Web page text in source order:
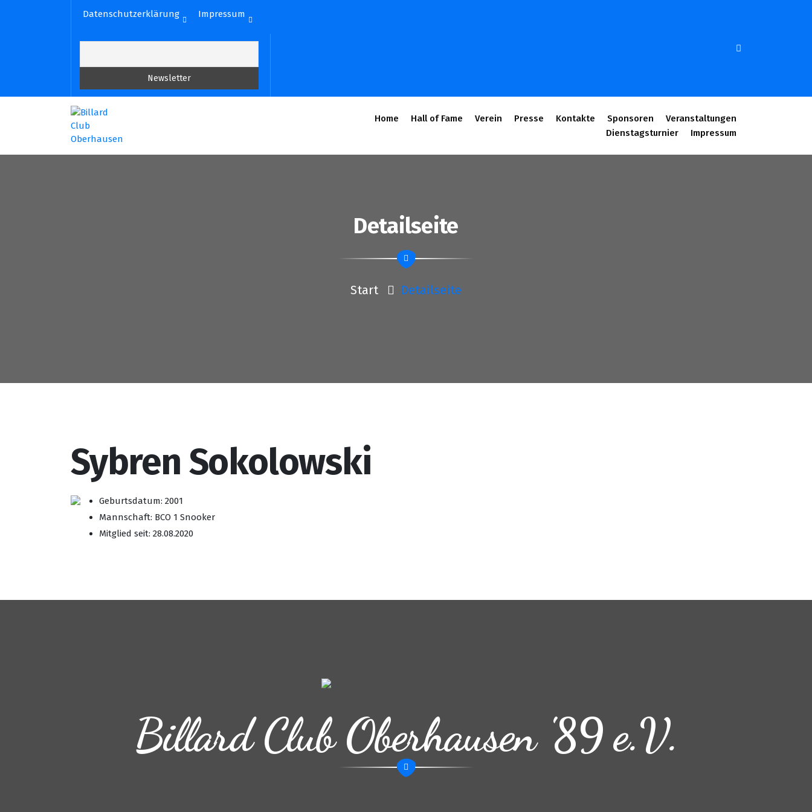
Datenschutzerklärung Impressum
Home Hall of Fame Verein Presse Kontakte Sponsoren
Veranstaltungen
Dienstagsturnier
Impressum
Detailseite
Start Detailseite
Sybren Sokolowski
Geburtsdatum: 2001
Mannschaft: BCO 1 Snooker
Mitglied seit: 28.08.2020
Billard Club Oberhausen '89 e.V.